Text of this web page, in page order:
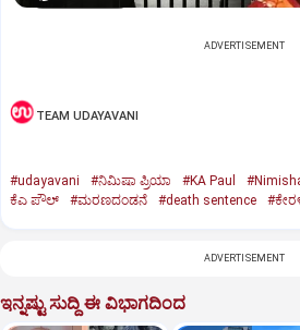
ADVERTISEMENT
TEAM UDAYAVANI
#udayavani #ನಿಮಿಷಾ ಪ್ರಿಯಾ #KA Paul
ಕೆಎ ಪೌಲ್
#ಮರಣದಂಡನೆ #death sentence
ADVERTISEMENT
ಇನ್ನಷ್ಟು ಸುದ್ದಿ ಈ ವಿಭಾಗದಿಂದ